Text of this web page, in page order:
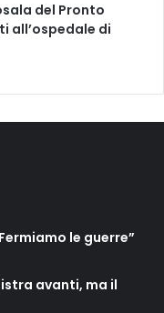
del Pronto
all’ospedale di
le guerre”
avanti, ma il